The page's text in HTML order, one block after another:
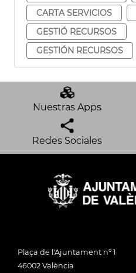
CARTA SERVICIOS
GESTIÓ RECURSOS
GESTIÓN RECURSOS
Nuestras Apps
Redes Sociales
Plaça de l'Ajuntament nº 1
46002 València